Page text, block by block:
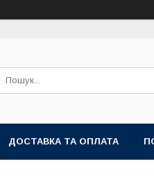
ДОСТАВКА ТА ОПЛАТА